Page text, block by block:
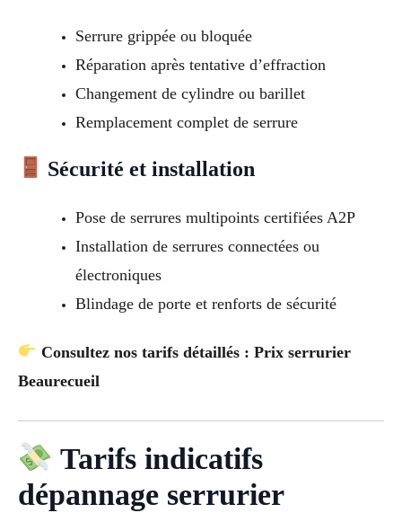
Serrure grippée ou bloquée
Réparation après tentative d’effraction
Changement de cylindre ou barillet
Remplacement complet de serrure
Sécurité et installation
Pose de serrures multipoints certifiées A2P
Installation de serrures connectées ou
électroniques
Blindage de porte et renforts de sécurité
Consultez nos tarifs détaillés : Prix serrurier
Beaurecueil
Tarifs indicatifs
dépannage serrurier